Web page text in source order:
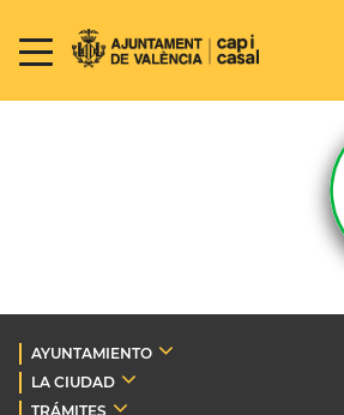
AYUNTAMIENTO
LA CIUDAD
TRÁMITES